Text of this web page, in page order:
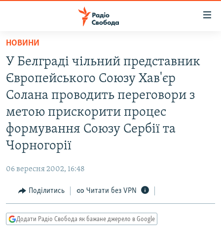
Перейти
основного
матеріалу
Перейти
до
основної
навігації
Перейти
ВСЕ ЗА ДОБУ
СТАТТІ
СУСПІЛЬСТВО
УКРАЇНА
СВІТ
РОСІЙСЬКА «ФІЛЬТРАЦІЯ»
ДОНБАС.РЕАЛІЇ
СХЕМИ
КИТАЙ.ВИКЛИКИ
НОВИНИ
У Белграді чільний представник
Європейського Союзу Хав'єр
Солана проводить переговори з
метою прискорити процес
формування Союзу Сербії та
Чорногорії
06 вересня 2002, 16:48
Поділитись Читати без VPN
Додати Радіо Свобода як бажане джерело в Google